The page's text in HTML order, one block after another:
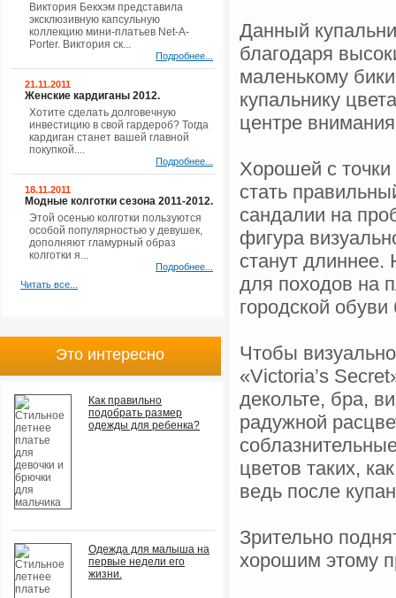
Данный
благодаря
маленькому
купальнику
центре
Хорошей с точки
стать
сандалии на
фигура
станут
для походов на
городской
Чтобы
«Victoria’s
декольте, бра,
радужной
цветов таких,
ведь после
Зрительно
хорошим этому
Виктория Бекхэм представила
эксклюзивную капсульную
коллекцию мини-платьев Net-A-
Porter. Виктория ск...
Подробнее...
21.11.2011
Женские кардиганы 2012.
Хотите сделать долговечную
инвестицию в свой гардероб? Тогда
кардиган станет вашей главной
покупкой....
Подробнее...
18.11.2011
Модные колготки сезона 2011-2012.
Этой осенью колготки пользуются
особой популярностью у девушек,
дополняют гламурный образ
колготки я...
Подробнее...
Читать все...
Это интересно
Как правильно
подобрать размер
одежды для ребенка?
Одежда для малыша на
первые недели его
жизни.